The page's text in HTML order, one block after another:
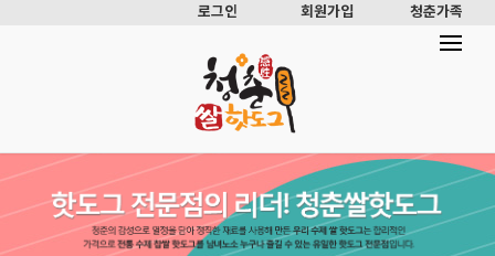
로그인 회원가입 청춘가족